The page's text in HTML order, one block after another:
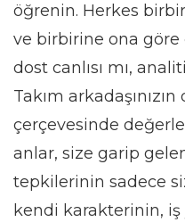
öğrenin. Herkes
ve birbirine ona göre
dost canlısı mı,
Takım
çerçevesinde
anlar, size garip
tepkilerinin sadece
kendi karakterinin, iş